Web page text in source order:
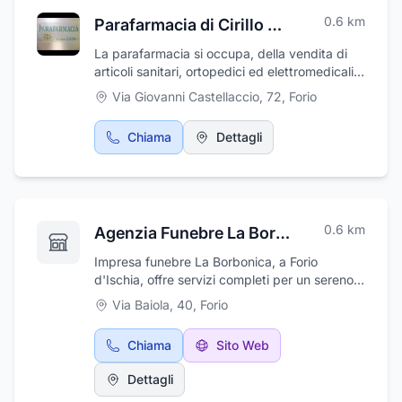
ordinazione la possibilità di soggetti
Parafarmacia di Cirillo Annunziata 0.6 km
La parafarmacia si occupa, della vendita di
articoli sanitari, ortopedici ed elettromedicali.
Vasta scelta di prodotti dietetici per bambini
delle migliori marche. Vasta scelta di prodotti
dietetici per bambini delle migliori marche.
Aiutiamo e consigliamo i propri clienti, nella
problematiche tra cui problemi specifici della
Via Giovanni Castellaccio, 72, Forio
Chiama Dettagli
Agenzia Funebre La Borbonica 0.6 km
Impresa funebre La Borbonica, a Forio
d'Ischia, offre servizi completi per un sereno
trapasso, offrendo esperienza, diligenza e
disponibilità nell'organizzazione del servizio
funebre. Recupero salme, vestizione e
composizione salme, trasporti nazionali e
internazionali, arredo lapidi e tombe,
esumazioni, traslazioni, necrologie su
Via Baiola, 40, Forio
Chiama Sito Web
Dettagli